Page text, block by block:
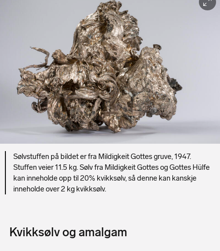
Sølvstuffen på bildet er fra Mildigkeit Gottes gruve, 1947.
Stuffen veier 11.5 kg. Sølv fra Mildigkeit Gottes og Gottes Hülfe
kan inneholde opp til 20% kvikksølv, så denne kan kanskje
inneholde over 2 kg kvikksølv.
Kvikksølv og amalgam